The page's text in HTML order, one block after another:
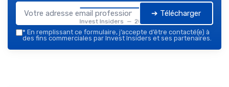
Invest Insiders — 2026
➔ Télécharger
* En remplissant ce formulaire, j’accepte d’être contacté(e) à
des fins commerciales par Invest Insiders et ses partenaires.